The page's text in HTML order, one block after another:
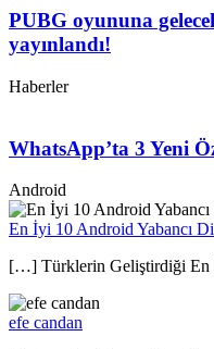
PUBG oyununa
yayınlandı!
Haberler
WhatsApp’ta 3 Yeni
Android
En İyi 10 Android Yabancı
[…] Türklerin Geliştirdiği En
efe candan